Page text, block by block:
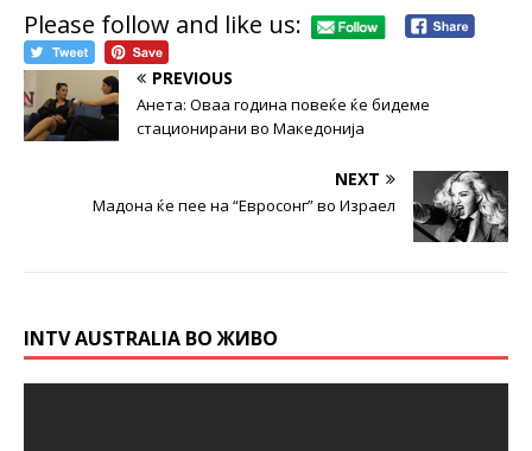
Please follow and like us:
PREVIOUS
Анета: Оваа година повеќе ќе бидеме
стационирани во Македонија
NEXT
Мадона ќе пее на “Евросонг” во Израел
INTV AUSTRALIA ВО ЖИВО